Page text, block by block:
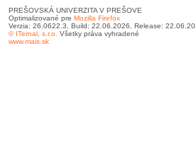
PREŠOVSKÁ UNIVERZITA V PREŠOVE
Optimalizované pre Mozilla Firefox
Verzia: 26.0622.3, Build: 22.06.2026, Release:
© ITernal, s.r.o. Všetky práva vyhradené
www.mais.sk